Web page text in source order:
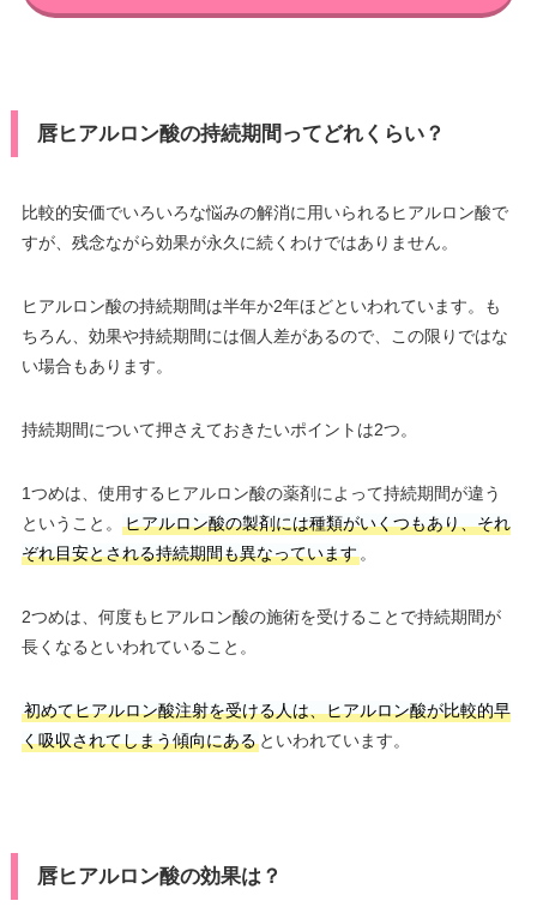
唇ヒアルロン酸の持続期間ってどれくらい？
比較的安価でいろいろな悩みの解消に用いられるヒアルロン酸で
すが、残念ながら効果が永久に続くわけではありません。
ヒアルロン酸の持続期間は半年か2年ほどといわれています。も
ちろん、効果や持続期間には個人差があるので、この限りではな
い場合もあります。
持続期間について押さえておきたいポイントは2つ。
1つめは、使用するヒアルロン酸の薬剤によって持続期間が違う
ということ。
ヒアルロン酸の製剤には種類がいくつもあり、それ
ぞれ目安とされる持続期間も異なっています。
2つめは、何度もヒアルロン酸の施術を受けることで持続期間が
長くなるといわれていること。
初めてヒアルロン酸注射を受ける人は、ヒアルロン酸が比較的早
く吸収されてしまう傾向にあるといわれています。
唇ヒアルロン酸の効果は？